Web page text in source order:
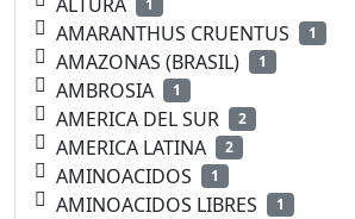
1
AMARANTHUS CRUENTUS 1
AMAZONAS (BRASIL) 1
AMBROSIA 1
AMERICA DEL SUR 2
AMERICA LATINA 2
AMINOACIDOS 1
AMINOACIDOS LIBRES 1